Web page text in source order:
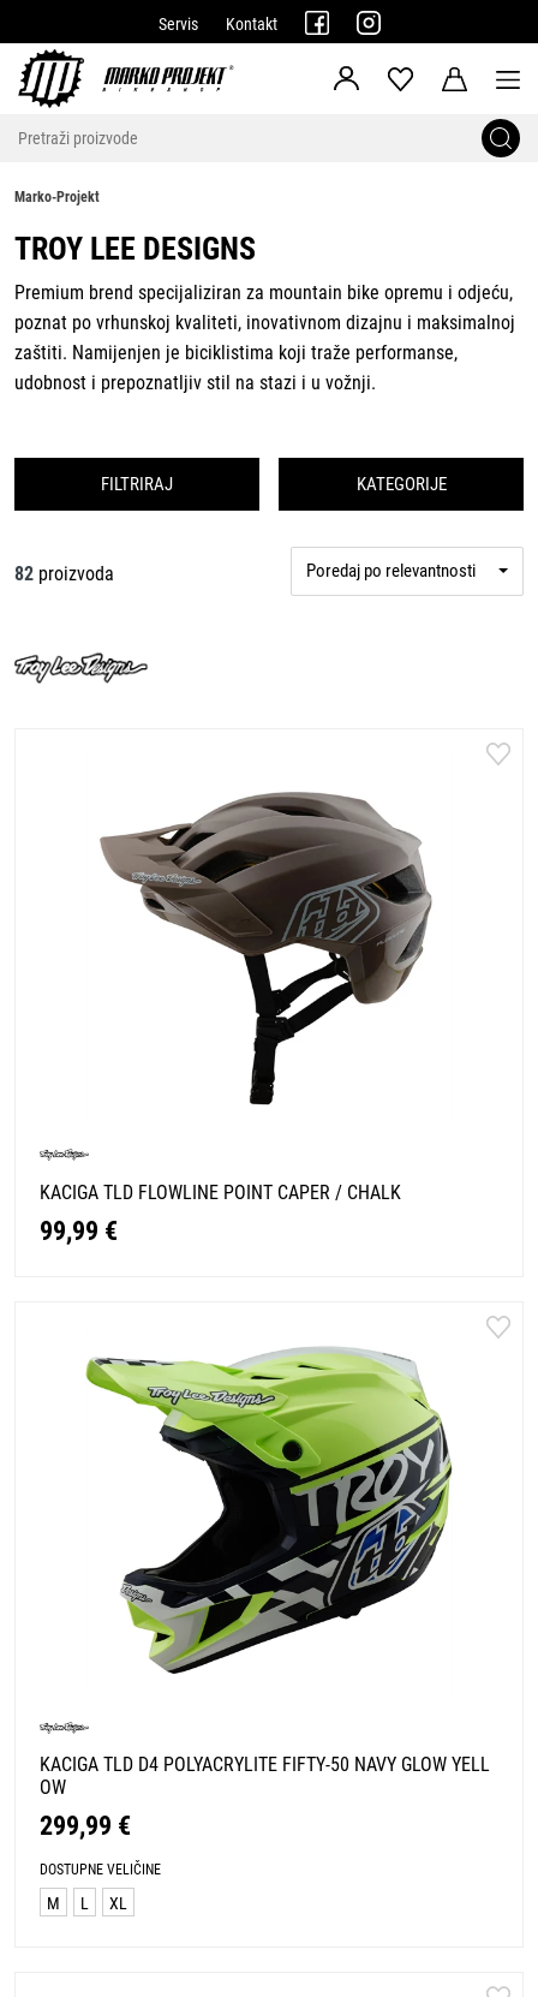
Servis Kontakt
Marko-Projekt
TROY LEE DESIGNS
Premium brend specijaliziran za mountain bike opremu i odjeću,
poznat po vrhunskoj kvaliteti, inovativnom dizajnu i maksimalnoj
zaštiti. Namijenjen je biciklistima koji traže performanse,
udobnost i prepoznatljiv stil na stazi i u vožnji.
FILTRIRAJ KATEGORIJE
82 proizvoda Poredaj po relevantnosti
KACIGA TLD FLOWLINE POINT CAPER / CHALK
99,99 €
KACIGA TLD D4 POLYACRYLITE FIFTY-50 NAVY GLOW YELL
OW
299,99 €
DOSTUPNE VELIČINE
M L XL